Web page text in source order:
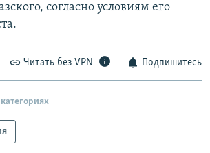
согласно условиям его
Читать без VPN Подпишитесь